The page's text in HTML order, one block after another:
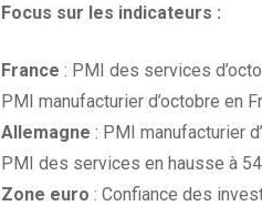
Focus sur les indicateurs :
France : PMI des services
PMI manufacturier d’octobre en
Allemagne : PMI manufacturier
PMI des services en hausse à
Zone euro : Confiance des